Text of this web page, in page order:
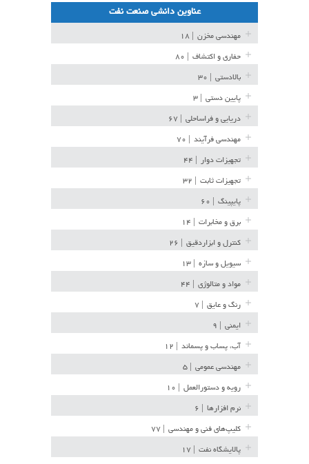
عناوین دانشی صنعت نفت
مهندسی مخزن
حفاری و اکتشاف
بالادستی
پایین دستی
دریایی و فراساحلی
مهندسی فرآیند
تجهیزات دوار
تجهیزات ثابت
پایپینگ
برق و مخابرات
کنترل و ابزاردقیق
سیویل و سازه
مواد و متالوژی
رنگ و عایق
ایمنی
آب، پساب و پسماند
مهندسی عمومی
رویه و دستورالعمل
نرم افزارها
کلیپ‌های فنی و مهندسی
پالایشگاه نفت